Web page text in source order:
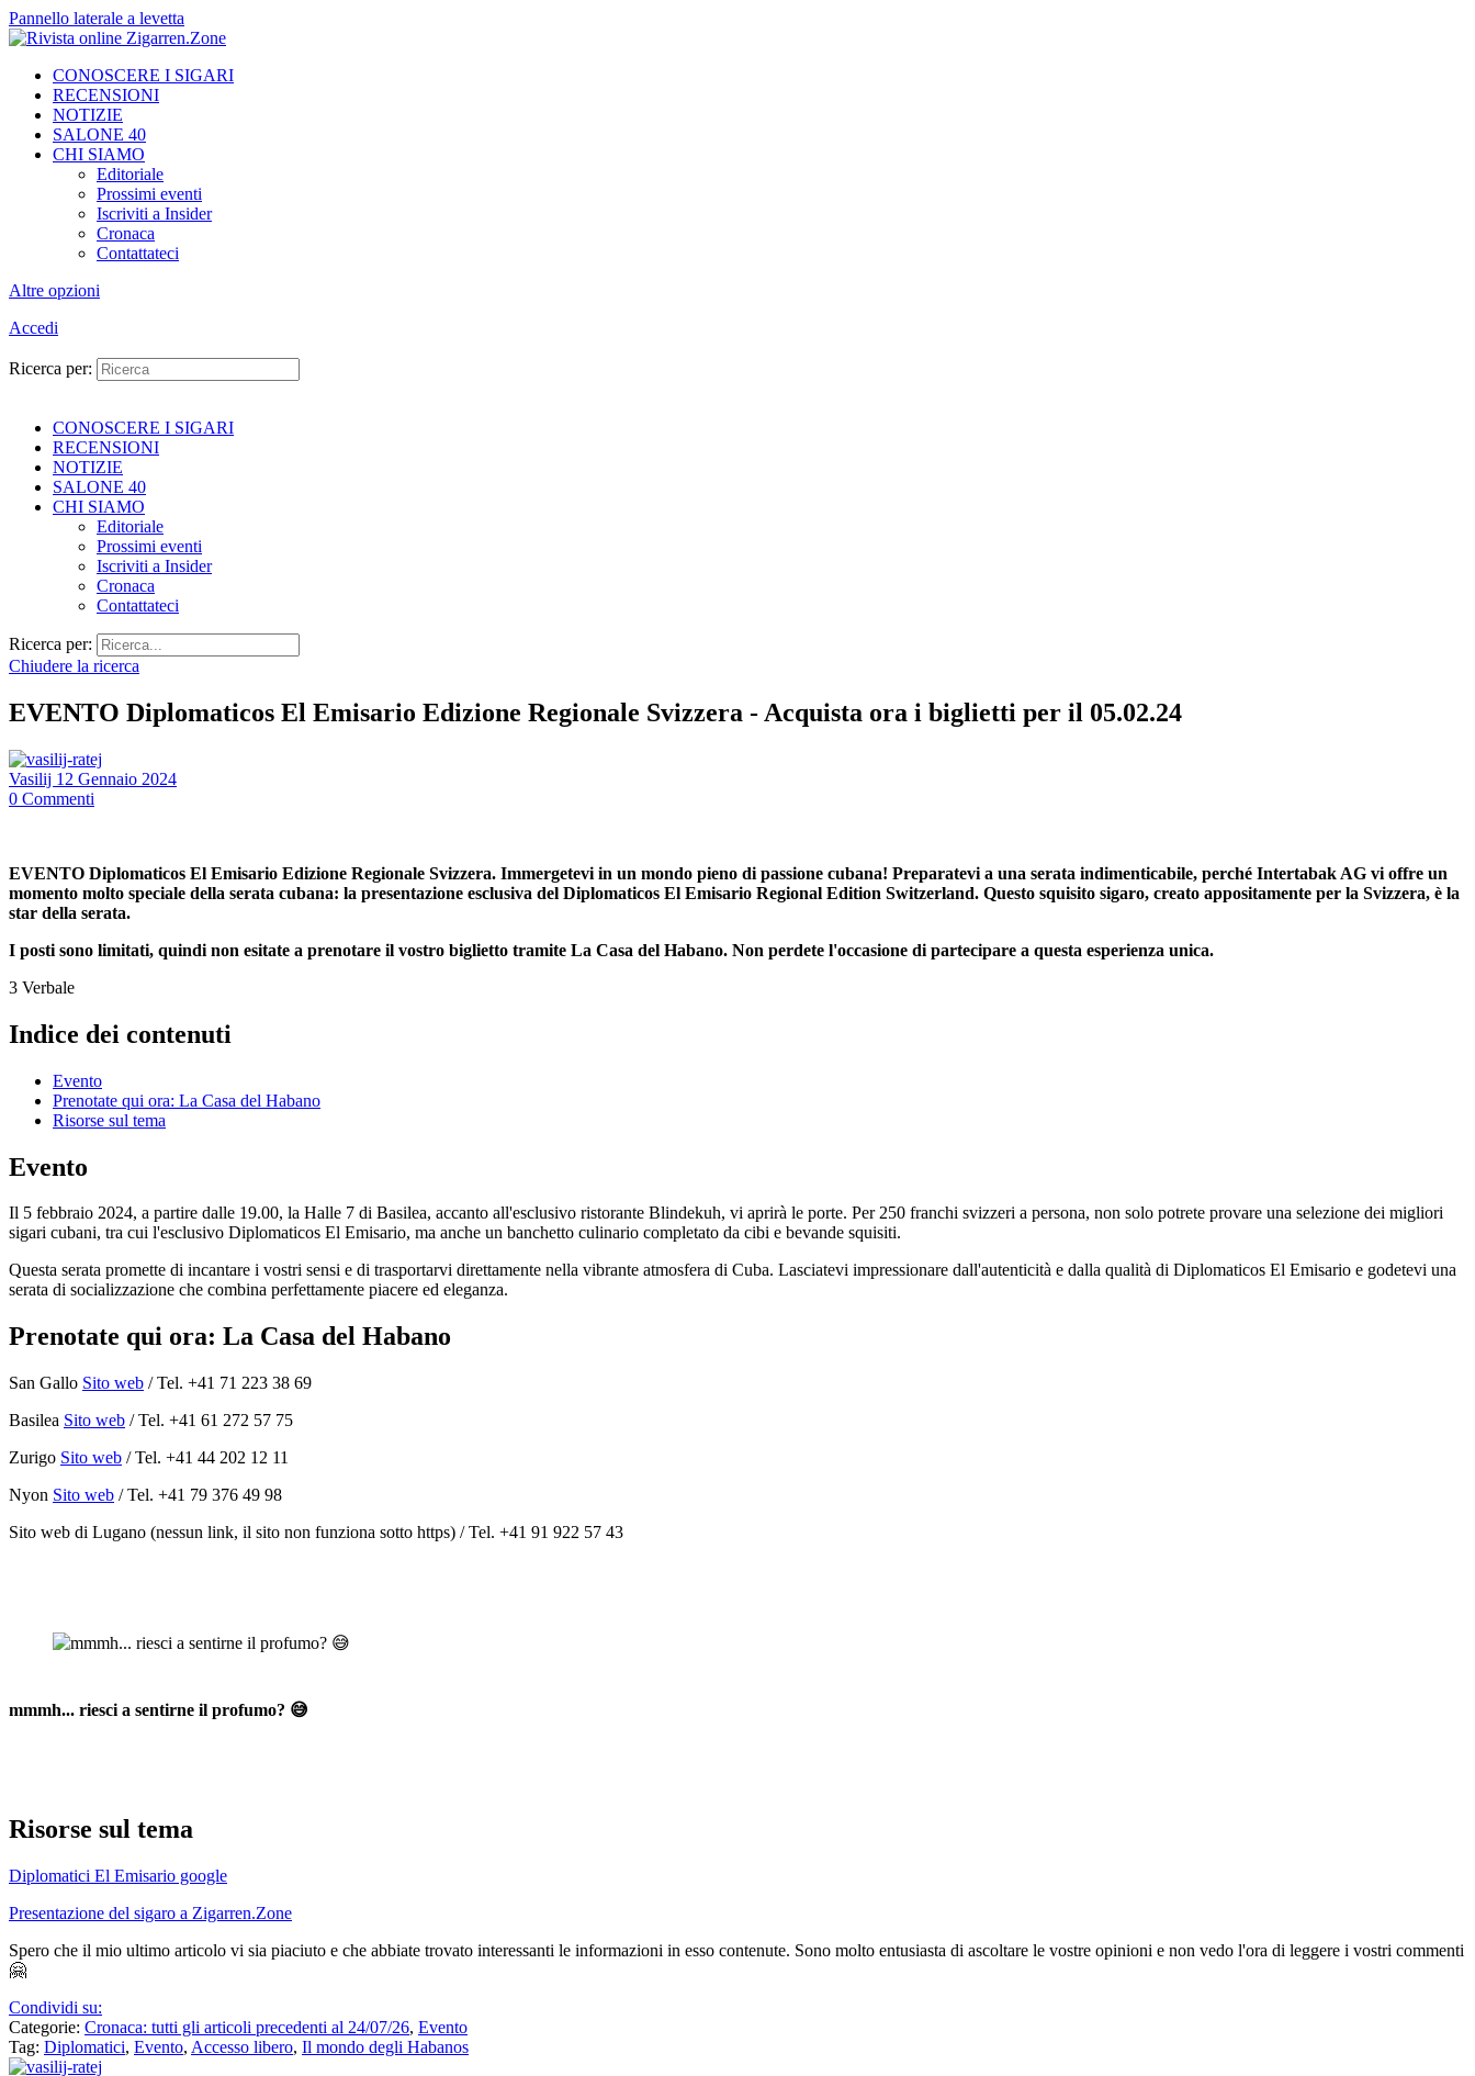
Pannello laterale a levetta
CONOSCERE I SIGARI
RECENSIONI
NOTIZIE
SALONE 40
CHI SIAMO
Editoriale
Prossimi eventi
Iscriviti a Insider
Cronaca
Contattateci
Altre opzioni
Accedi
Ricerca per:
CONOSCERE I SIGARI
RECENSIONI
NOTIZIE
SALONE 40
CHI SIAMO
Editoriale
Prossimi eventi
Iscriviti a Insider
Cronaca
Contattateci
Ricerca per:
Chiudere la ricerca
EVENTO Diplomaticos El Emisario Edizione Regionale Svizzera - Acquista ora i biglietti per il 05.02.24
Vasilij 12 Gennaio 2024
0 Commenti
EVENTO Diplomaticos El Emisario Edizione Regionale Svizzera. Immergetevi in un mondo pieno di passione cubana! Preparatevi a una serata indimenticabile, perché Intertabak AG vi offre un
momento molto speciale della serata cubana: la presentazione esclusiva del Diplomaticos El Emisario Regional Edition Switzerland. Questo squisito sigaro, creato appositamente per la Svizzera, è la
star della serata.
I posti sono limitati, quindi non esitate a prenotare il vostro biglietto tramite La Casa del Habano. Non perdete l'occasione di partecipare a questa esperienza unica.
3 Verbale
Indice dei contenuti
Evento
Prenotate qui ora: La Casa del Habano
Risorse sul tema
Evento
Il 5 febbraio 2024, a partire dalle 19.00, la Halle 7 di Basilea, accanto all'esclusivo ristorante Blindekuh, vi aprirà le porte. Per 250 franchi svizzeri a persona, non solo potrete provare una selezione dei migliori
sigari cubani, tra cui l'esclusivo Diplomaticos El Emisario, ma anche un banchetto culinario completato da cibi e bevande squisiti.
Questa serata promette di incantare i vostri sensi e di trasportarvi direttamente nella vibrante atmosfera di Cuba. Lasciatevi impressionare dall'autenticità e dalla qualità di Diplomaticos El Emisario e godetevi una
serata di socializzazione che combina perfettamente piacere ed eleganza.
Prenotate qui ora: La Casa del Habano
San Gallo Sito web / Tel. +41 71 223 38 69
Basilea Sito web / Tel. +41 61 272 57 75
Zurigo Sito web / Tel. +41 44 202 12 11
Nyon Sito web / Tel. +41 79 376 49 98
Sito web di Lugano (nessun link, il sito non funziona sotto https) / Tel. +41 91 922 57 43
mmmh... riesci a sentirne il profumo? 😅
Risorse sul tema
Diplomatici El Emisario google
Presentazione del sigaro a Zigarren.Zone
Spero che il mio ultimo articolo vi sia piaciuto e che abbiate trovato interessanti le informazioni in esso contenute. Sono molto entusiasta di ascoltare le vostre opinioni e non vedo l'ora di leggere i vostri commenti
🤗
Condividi su:
Categorie: Cronaca: tutti gli articoli precedenti al 24/07/26, Evento
Tag: Diplomatici, Evento, Accesso libero, Il mondo degli Habanos